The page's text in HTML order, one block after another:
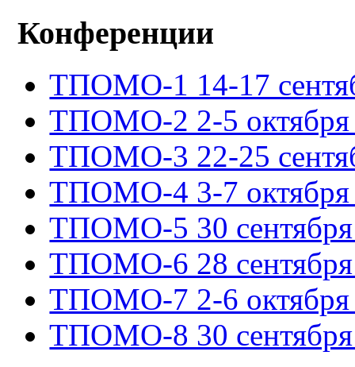
Конференции
ТПОМО-1 14-17
ТПОМО-2 2-5 октября
ТПОМО-3 22-25
ТПОМО-4 3-7 октября
ТПОМО-5 30 сентября
ТПОМО-6 28 сентября
ТПОМО-7 2-6 октября
ТПОМО-8 30 сентября